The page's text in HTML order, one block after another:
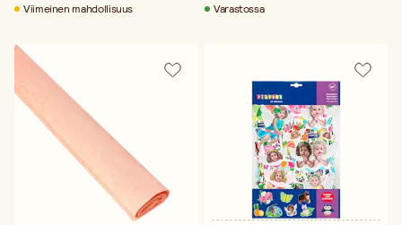
Viimeinen mahdollisuus Varastossa